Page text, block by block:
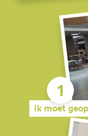
Ik moet